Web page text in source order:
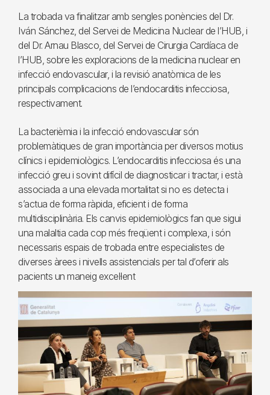
La trobada va finalitzar amb sengles ponències del Dr.
Iván Sánchez, del Servei de Medicina Nuclear de l’HUB, i
del Dr. Arnau Blasco, del Servei de Cirurgia Cardíaca de
l’HUB, sobre les exploracions de la medicina nuclear en
infecció endovascular, i la revisió anatòmica de les
principals complicacions de l’endocarditis infecciosa,
respectivament.
La bacterièmia i la infecció endovascular són
problemàtiques de gran importància per diversos motius
clínics i epidemiològics. L’endocarditis infecciosa és una
infecció greu i sovint difícil de diagnosticar i tractar, i està
associada a una elevada mortalitat si no es detecta i
s’actua de forma ràpida, eficient i de forma
multidisciplinària. Els canvis epidemiològics fan que sigui
una malaltia cada cop més freqüent i complexa, i són
necessaris espais de trobada entre especialistes de
diverses àrees i nivells assistencials per tal d’oferir als
pacients un maneig excel·lent